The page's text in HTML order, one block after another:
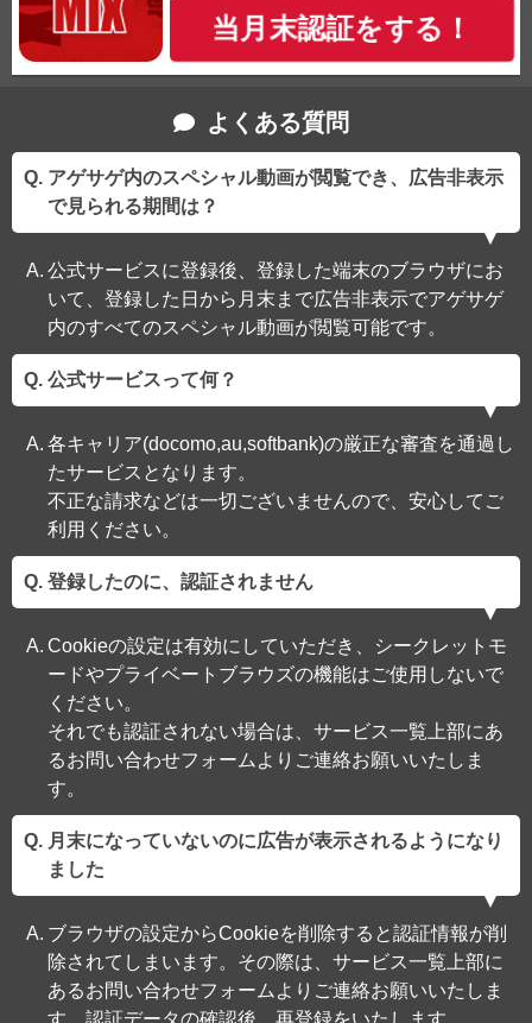
当月末認証をする！
よくある質問
アゲサゲ内のスペシャル動画が閲覧でき、広告非表示
で見られる期間は？
公式サービスに登録後、登録した端末のブラウザにお
いて、登録した日から月末まで広告非表示でアゲサゲ
内のすべてのスペシャル動画が閲覧可能です。
公式サービスって何？
各キャリア(docomo,au,softbank)の厳正な審査を通過し
たサービスとなります。
不正な請求などは一切ございませんので、安心してご
利用ください。
登録したのに、認証されません
Cookieの設定は有効にしていただき、シークレットモ
ードやプライベートブラウズの機能はご使用しないで
ください。
それでも認証されない場合は、サービス一覧上部にあ
るお問い合わせフォームよりご連絡お願いいたしま
す。
月末になっていないのに広告が表示されるようになり
ました
ブラウザの設定からCookieを削除すると認証情報が削
除されてしまいます。その際は、サービス一覧上部に
あるお問い合わせフォームよりご連絡お願いいたしま